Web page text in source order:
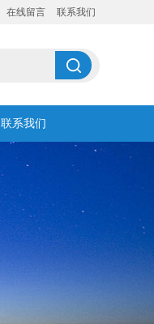
在线留言 联系我们
联系我们